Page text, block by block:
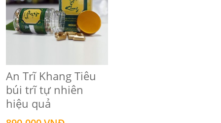
An Trĩ Khang Tiêu
búi trĩ tự nhiên
hiệu quả‎